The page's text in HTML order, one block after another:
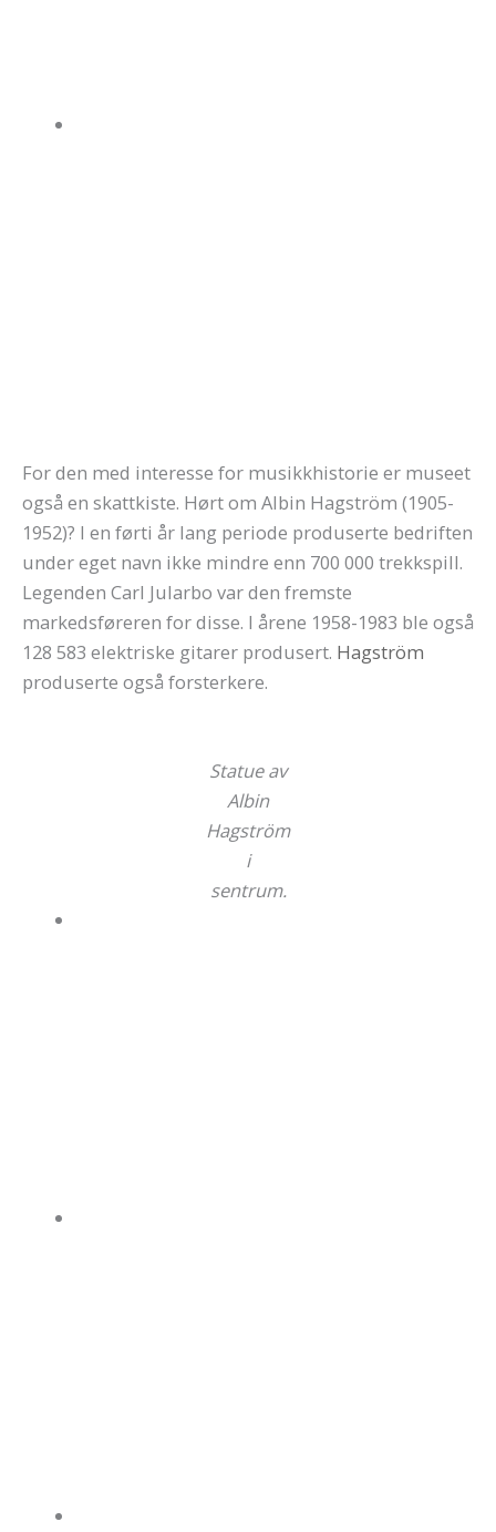
For den med interesse for musikkhistorie er museet
også en skattkiste. Hørt om Albin Hagström (1905-
1952)? I en førti år lang periode produserte bedriften
under eget navn ikke mindre enn 700 000 trekkspill.
Legenden Carl Jularbo var den fremste
markedsføreren for disse. I årene 1958-1983 ble også
128 583 elektriske gitarer produsert. Hagström
produserte også forsterkere.
Statue av
Albin
Hagström
i
sentrum.